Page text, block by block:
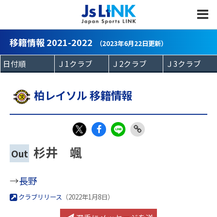
移籍情報 2021-2022 （2023年6月22日更新）
柏レイソル 移籍情報
X
Out 杉井 颯
→長野
クラブリリース （2022年1月8日）